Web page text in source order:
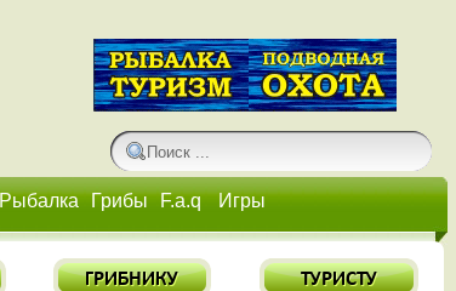
Рыбалка Грибы F.a.q Игры